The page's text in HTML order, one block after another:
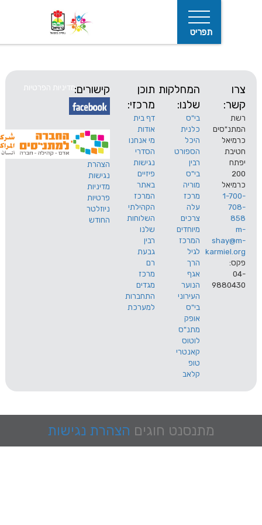
המחלקות
שלנו:
בי"ס
כלנית
היכל
הספורט
רבין
בי"ס
מוריה
מרכז
עלה
צרכים
מיוחדים
המרכז
לגיל
הרך
אגף
הנוער
תוכן
מרכזי:
דף בית
אודות
מי אנחנו
הסדרי
נגישות
פיזיים
באתר
המרכז
הקהילתי
השלוחות
שלנו
רבין
גבעת
רם
מרכז
מגדים
התחברות
למערכת
קישורים:
הצהרת
נגישות
מדיניות
פרטיות
ניוזלטר
החודש
מדיניות הפרטיות
מתנסנט חוגים הצהרת נגישות